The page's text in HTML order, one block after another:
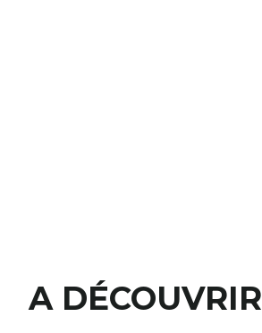
A DÉCOUVRIR